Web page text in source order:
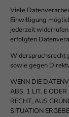
Viele
Einwilligung
jederzeit
erfolgten
Widerspruchsrecht
sowie gegen
WENN DIE
ABS. 1 LIT. E
RECHT, AUS
SITUATION